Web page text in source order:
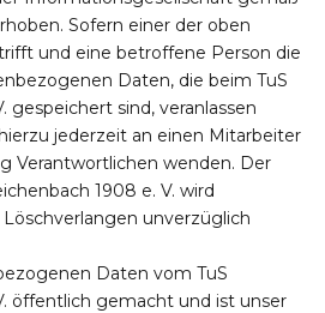
Sofern einer der oben
und eine betroffene Person die
Daten, die beim TuS
gespeichert sind, veranlassen
jederzeit an einen Mitarbeiter
Verantwortlichen wenden. Der
1908 e. V. wird
Löschverlangen unverzüglich
Daten vom TuS
öffentlich gemacht und ist unser